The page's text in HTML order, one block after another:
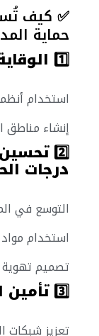
✅ كيف
حماية
1️⃣
استخدام
إنشاء مناطق
2️⃣
درجات
التوسع في
استخدام
تصميم
3️⃣ تأمين
تعزيز شبكات